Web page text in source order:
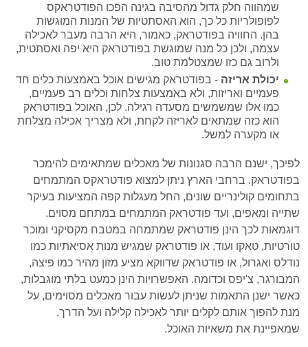
שמהווה חלק גדול מהסיבה בגינה הפכו הפודטראקס
לפופולריות כל כך, הוא האסתטיות של המנות המוגשות
בהן. החוויה בפודטראק, כאמור, היא הרבה מעבר לאכילה
עצמה, ולכן כל מנה שמוגשת בפודטראק היא יפה ואסתטית,
ולרוב גם כזו שמצטלמת טוב.
יכולת אריזה - בפודטראק מגישים אוכל באמצעות כלים חד
פעמיים ואריזות, ולא באמצעות צלחות וכלים רב פעמיים,
כמו אלו שמשמשים מסעדה רגילה. לכן, האוכל בפודטראק
הוא כזה שמתאים לאריזה לקחת, ולא מצריך אכילה מצלחת
או מקערה למשל.
לפיכך, ישנם הרבה סגנונות של מאכלים שמתאימים להימכר
בפודטראק. ברחבי הארץ ניתן למצוא פודטראקס המתמחים
בתחומים קולינריים שונים, החל מעגלות קפה המציעות בעיקר
שתייה ומאפים, ועד פודטראק המתמחים במתחם מסוים.
דוגמאות לכך הינן פודטראק שמתמחה במטבח מקסיקני ומוכר
טורטיות, טאקו ועוד, או פודטראק שמגיש מנות אסיאתיות כמו
נודלס ואגרול, או פודטראק שדווקא מציע מזון מהיר כמו פיצה,
המבורגר, צ'יפס וכדומה. האפשרויות הינן כמעט בלתי מוגבלות,
כאשר ישנן התאמות שניתן לעשות עבור מאכלים מסוימים, על
מנת להפוך אותם לקלים יותר לאכילה קלילה ועל הדרך,
שמאפיינת את משאיות האוכל.